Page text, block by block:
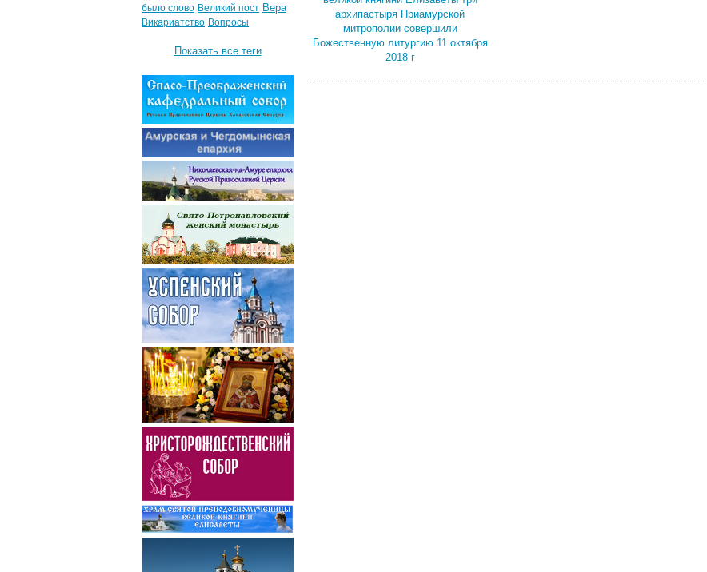
архипастыря Приамурской
митрополии совершили
Божественную литургию 11 октября
2018 г
было слово Великий пост Вера
Викариатство Вопросы
Показать все теги